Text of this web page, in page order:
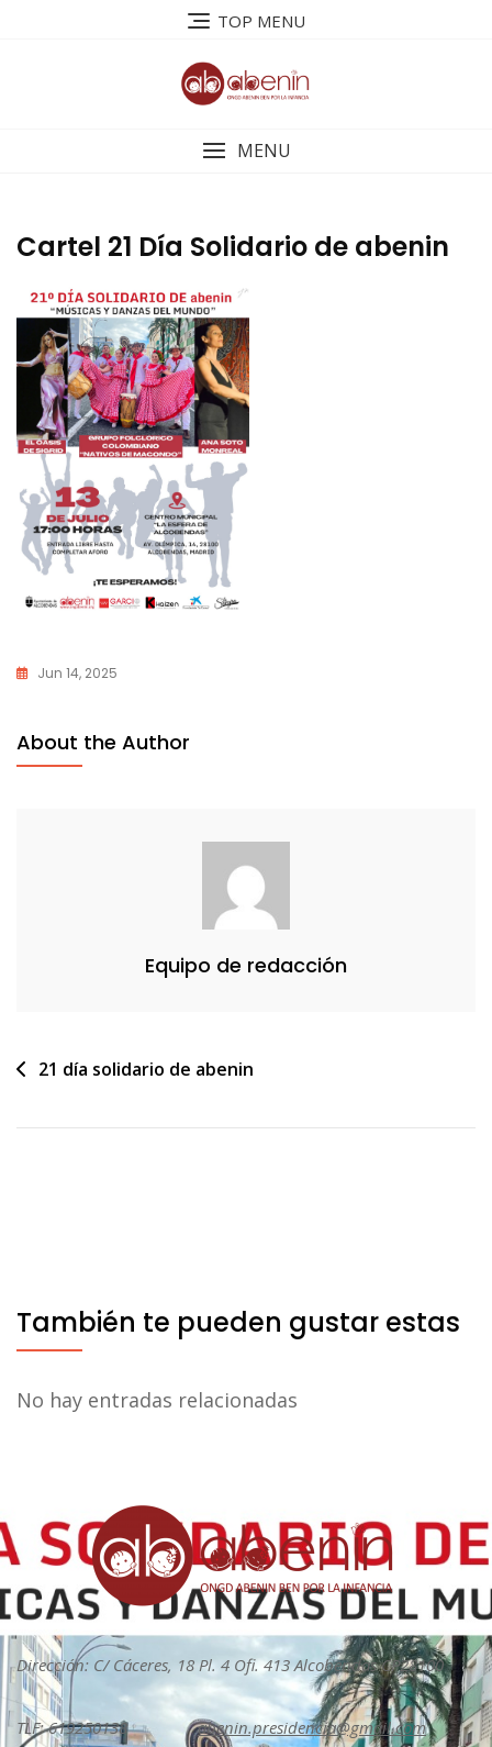
TOP MENU
MENU
Cartel 21 Día Solidario de abenin
Jun 14, 2025
About the Author
Equipo de redacción
Navegación
entradas
21 día solidario de abenin
También te pueden gustar estas
No hay entradas relacionadas
Dirección: C/ Cáceres, 18 Pl. 4 Ofi. 413 Alcobendas CP28100
TLF: 619250138abenin.presidencia@gmail.com